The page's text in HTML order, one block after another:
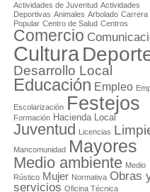
Actividades de Juventud Actividades
Deportivas Animales Arbolado Carrera
Popular Centro de Salud Centros
Comercio
Cultura
Desarrollo Local
Educación Empleo
Escolarización Festejos
Formación Hacienda Local
Juventud Licencias
Mancomunidad Mayores
Medio ambiente Medio
Rústico Mujer Normativa Obras
servicios Oficina Técnica